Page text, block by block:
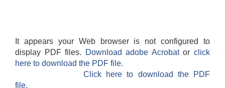
It appears your Web browser is not configured to
display PDF files.
Download adobe Acrobatorclick
here to download the PDF file.
Click here to download the PDF
file.